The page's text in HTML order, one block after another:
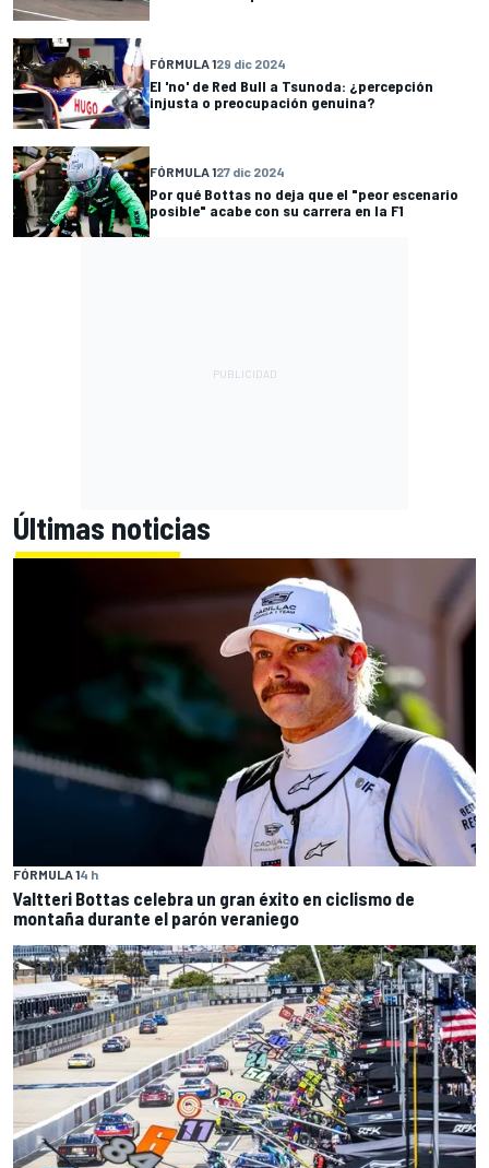
FÓRMULA 129 dic 2024
El 'no' de Red Bull a Tsunoda: ¿percepción
injusta o preocupación genuina?
FÓRMULA 127 dic 2024
Por qué Bottas no deja que el "peor escenario
posible" acabe con su carrera en la F1
Últimas noticias
FÓRMULA 14 h
Valtteri Bottas celebra un gran éxito en ciclismo de
montaña durante el parón veraniego